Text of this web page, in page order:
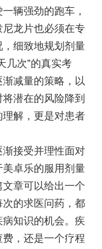
辆强劲的跑车，
龙片也必须在专
细致地规划剂量
几次”的真实考
减量的策略，以
潜在的风险降到
解，更是对患者
接受并理性面对
卓乐的服用剂量
章可以给出一个
的求医问药，都
知识的机会。疾
，还是一个疗程